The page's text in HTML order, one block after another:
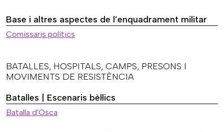
Base i altres aspectes de l’enquadrament militar
Comissaris polítics
BATALLES, HOSPITALS, CAMPS, PRESONS I
MOVIMENTS DE RESISTÈNCIA
Batalles | Escenaris bèl·lics
Batalla d'Osca